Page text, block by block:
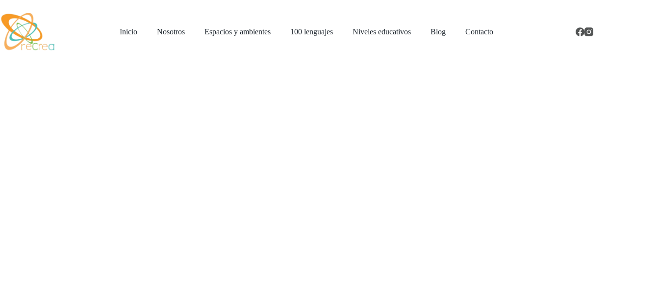
al
contenido
Inicio
Nosotros Espacios y ambientes 100 lenguajes Niveles educativos Blog Contacto